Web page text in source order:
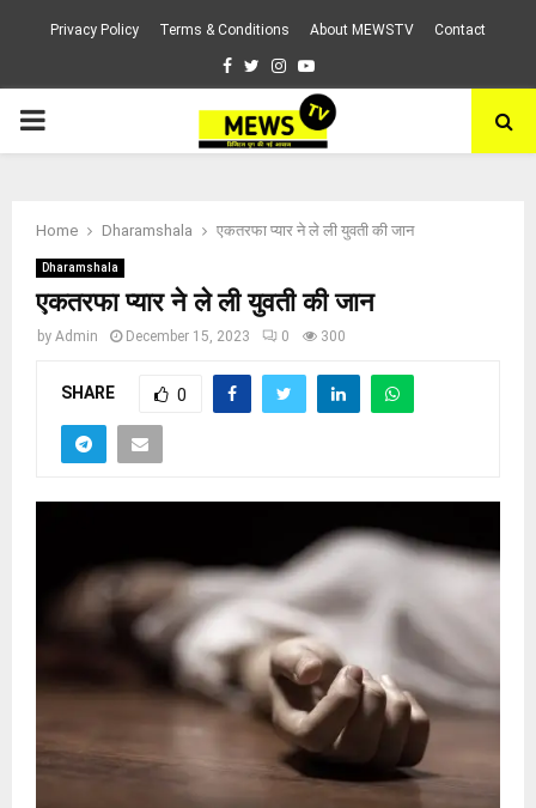
Privacy Policy Terms & Conditions About MEWSTV Contact
Facebook
TwitterInstagram
Youtube
PRIMARY
Home Dharamshala एकतरफा प्यार ने ले ली युवती की जान
Dharamshala
एकतरफा प्यार ने ले ली युवती की जान
by Admin December 15, 2023 0 300
SHARE 0